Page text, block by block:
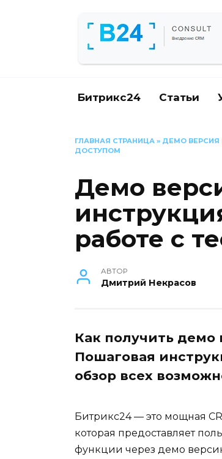
Битрикс24 Статьи
ГЛАВНАЯ СТРАНИЦА » ДЕМО ВЕРСИЯ
ДОСТУПОМ
Демо
работе с
АВТОР
Дмитрий Некрасов
Как получить демо
Пошаговая
обзор всех
Битрикс24 — это мощная
которая предоставляет
функции через демо